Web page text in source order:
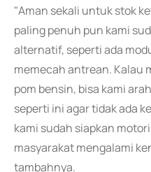
"Aman sekali untuk stok
paling penuh pun kami
alternatif, seperti ada
memecah antrean. Kalau
pom bensin, bisa kami
seperti ini agar tidak ada
kami sudah siapkan
masyarakat mengalami
tambahnya.